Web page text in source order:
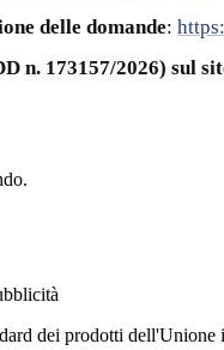
delle domande:
n. 173157/2026) sul
dei prodotti dell'Unione